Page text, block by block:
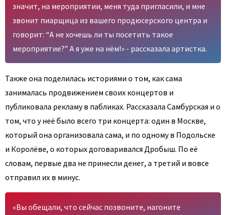
значит, на мероприятии, меня туда пригласили, и мне
звонит пиарщица из вашего продюсерского центра и
говорит: “А не хочешь ли ты посетить такое
мероприятие?” А я уже на нём!» - рассказала артистка.
Также она поделилась историями о том, как сама
занималась продвижением своих концертов и
публиковала рекламу в пабликах. Рассказала Самбурская и о
том, что у неё было всего три концерта: один в Москве,
который она организовала сама, и по одному в Подольске
и Королёве, о которых договаривался Дробыш. По её
словам, первые два не принесли денег, а третий и вовсе
отправил их в минус.
«Вы обещали, что сейчас позвоните, нагоните